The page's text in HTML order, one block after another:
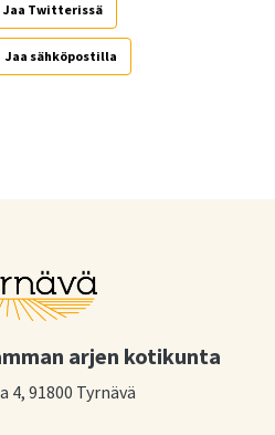
Jaa Twitterissä
Jaa sähköpostilla
arjen kotikunta
4, 91800 Tyrnävä